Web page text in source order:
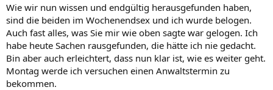
Wie wir nun wissen und endgültig herausgefunden haben,
sind die beiden im Wochenendsex und ich wurde belogen.
Auch fast alles, was Sie mir wie oben sagte war gelogen. Ich
habe heute Sachen rausgefunden, die hätte ich nie gedacht.
Bin aber auch erleichtert, dass nun klar ist, wie es weiter geht.
Montag werde ich versuchen einen Anwaltstermin zu
bekommen.